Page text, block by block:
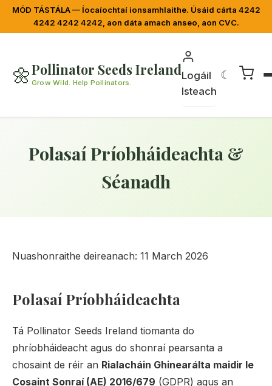
MÓD TÁSTÁLA — Íocaíochtaí ionsamhlaithe. Úsáid cárta 4242
4242 4242 4242, aon dáta amach anseo, aon CVC.
🌼Pollinator Seeds Ireland
Grow Wild. Help Pollinators.
Logáil
Isteach
☾
Polasaí Príobháideachta &
Séanadh
Nuashonraithe deireanach: 11 March 2026
Polasaí Príobháideachta
Tá Pollinator Seeds Ireland tiomanta do
phríobháideacht agus do shonraí pearsanta a
chosaint de réir an Rialacháin Ghinearálta maidir le
Cosaint Sonraí (AE) 2016/679 (GDPR) agus an